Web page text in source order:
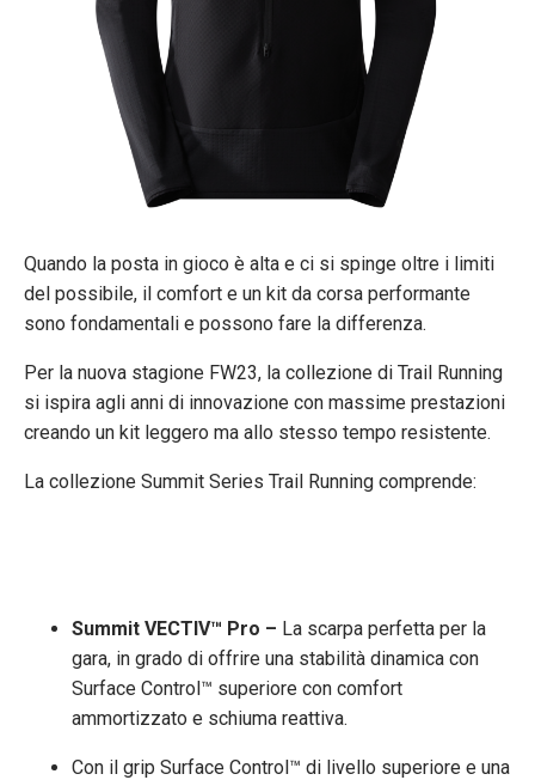
Quando la posta in gioco è alta e ci si spinge oltre i limiti
del possibile, il comfort e un kit da corsa performante
sono fondamentali e possono fare la differenza.
Per la nuova stagione FW23, la collezione di Trail Running
si ispira agli anni di innovazione con massime prestazioni
creando un kit leggero ma allo stesso tempo resistente.
La collezione Summit Series Trail Running comprende:
Summit VECTIV™ Pro – La scarpa perfetta per la
gara, in grado di offrire una stabilità dinamica con
Surface Control™ superiore con comfort
ammortizzato e schiuma reattiva.
Con il grip Surface Control™ di livello superiore e una